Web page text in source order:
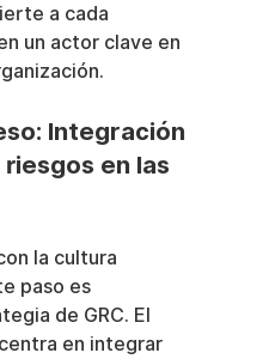
a cada
un actor clave en
Integración
en las
la cultura
paso es
de GRC. El
en integrar